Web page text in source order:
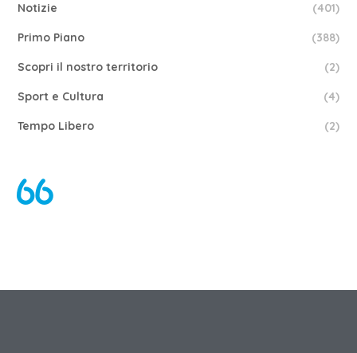
Notizie (401)
Primo Piano (388)
Scopri il nostro territorio (2)
Sport e Cultura (4)
Tempo Libero (2)